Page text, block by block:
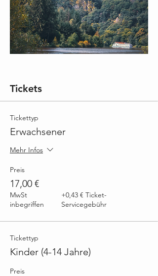
Tickets
Tickettyp
Erwachsener
Mehr Infos
Preis
17,00 €
MwSt
inbegriffen
+0,43 € Ticket-
Servicegebühr
Tickettyp
Kinder (4-14 Jahre)
Preis